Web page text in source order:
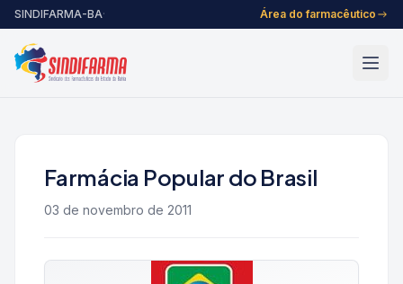
Pular para o conteúdo
SINDIFARMA-BA· Área do farmacêutico
Farmácia Popular do Brasil
03 de novembro de 2011